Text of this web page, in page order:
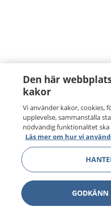
Den här
kakor
Vi använder kakor, cookies,
upplevelse, sammanställa
nödvändig funktionalitet
Läs mer om hur vi
GODKÄNN